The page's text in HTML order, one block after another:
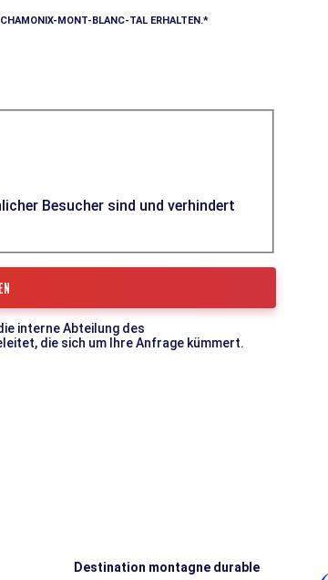
MONT-BLANC-TAL ERHALTEN.
Besucher sind und verhindert
interne Abteilung des
die sich um Ihre Anfrage kümmert.
Destination montagne durable